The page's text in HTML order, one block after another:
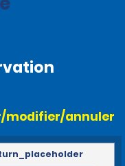
modifier/annuler